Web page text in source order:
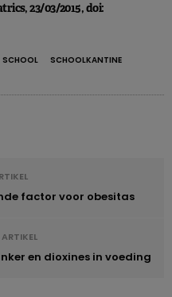
23/03/2015, doi:
SCHOOL SCHOOLKANTINE
factor voor obesitas
en dioxines in voeding